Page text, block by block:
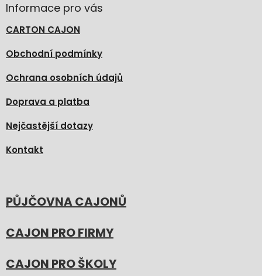
Informace pro vás
CARTON CAJON
Obchodní podmínky
Ochrana osobních údajů
Doprava a platba
Nejčastější dotazy
Kontakt
PŮJČOVNA CAJONŮ
CAJON PRO FIRMY
CAJON PRO ŠKOLY